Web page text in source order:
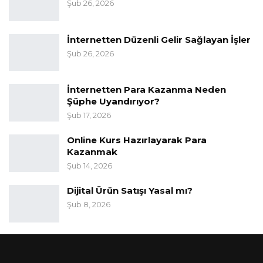
Şub 26, 2026
İnternetten Düzenli Gelir Sağlayan İşler
Şub 26, 2026
İnternetten Para Kazanma Neden
Şüphe Uyandırıyor?
Şub 17, 2026
Online Kurs Hazırlayarak Para
Kazanmak
Şub 14, 2026
Dijital Ürün Satışı Yasal mı?
Şub 8, 2026